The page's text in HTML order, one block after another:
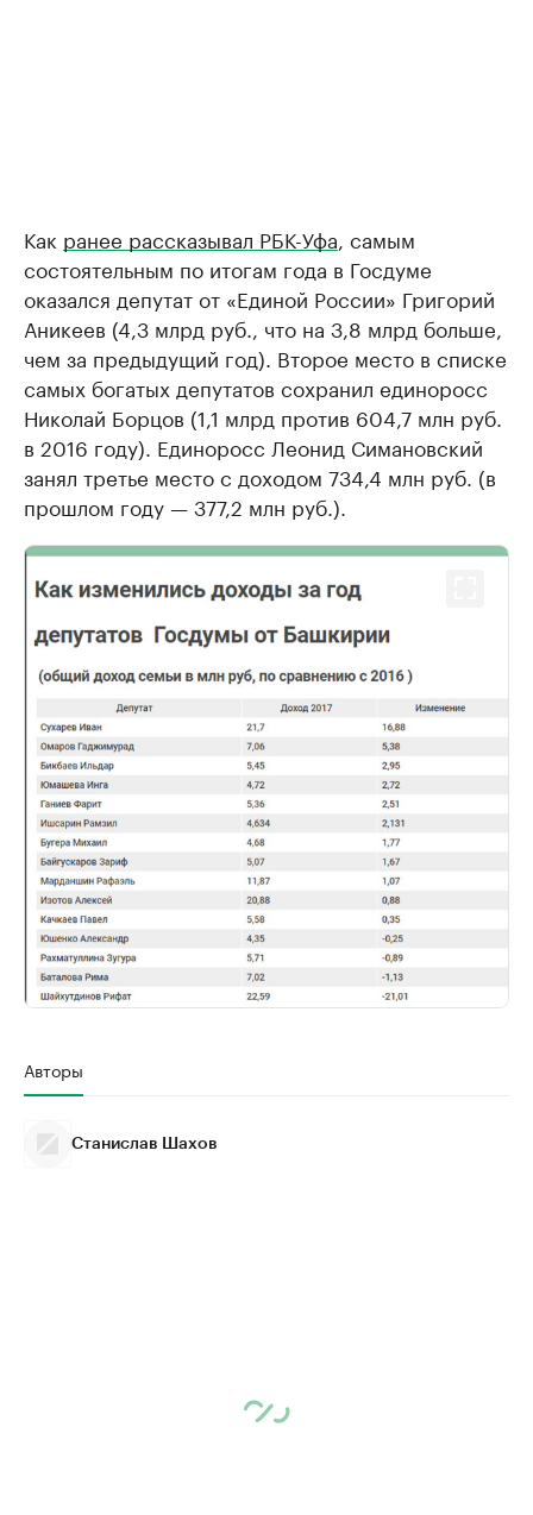
Как ранее рассказывал РБК-Уфа, самым
состоятельным по итогам года в Госдуме
оказался депутат от «Единой России» Григорий
Аникеев (4,3 млрд руб., что на 3,8 млрд больше,
чем за предыдущий год). Второе место в списке
самых богатых депутатов сохранил единоросс
Николай Борцов (1,1 млрд против 604,7 млн руб.
в 2016 году). Единоросс Леонид Симановский
занял третье место с доходом 734,4 млн руб. (в
прошлом году — 377,2 млн руб.).
Авторы
Станислав Шахов